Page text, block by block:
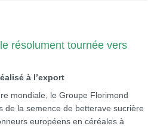
résolument tournée vers
à l’export
mondiale, le Groupe Florimond
de la semence de betterave sucrière
européens en céréales à